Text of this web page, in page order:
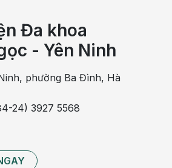
Đa khoa
- Yên Ninh
phường Ba Đình, Hà
24) 3927 5568